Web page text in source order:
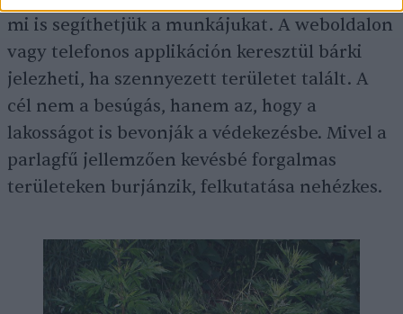
mi is segíthetjük a munkájukat. A weboldalon
vagy telefonos applikáción keresztül bárki
jelezheti, ha szennyezett területet talált. A
cél nem a besúgás, hanem az, hogy a
lakosságot is bevonják a védekezésbe. Mivel a
parlagfű jellemzően kevésbé forgalmas
területeken burjánzik, felkutatása nehézkes.